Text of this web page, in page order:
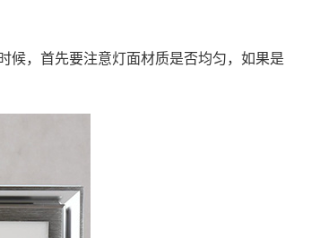
候，首先要注意灯面材质是否均匀，如果是